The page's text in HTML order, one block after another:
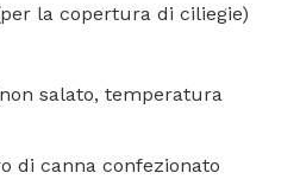
la copertura di ciliegie)
salato, temperatura
di canna confezionato